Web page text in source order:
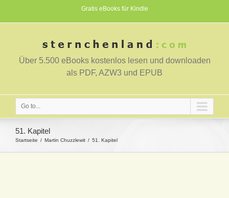
Gratis eBooks für Kindle
Über 5.500 eBooks kostenlos lesen und downloaden
als PDF, AZW3 und EPUB
Go to...
51. Kapitel
Startseite Martin Chuzzlewit 51. Kapitel